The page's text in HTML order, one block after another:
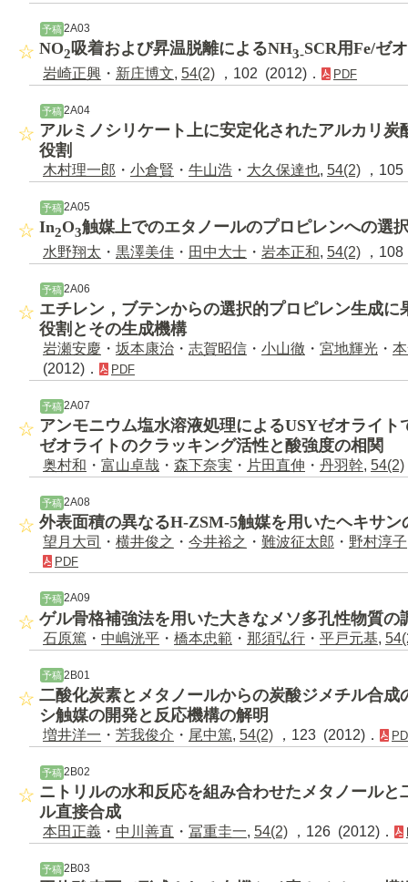
予稿2A03
NO2吸着および昇温脱離によるNH3-SCR用Fe/ゼ
岩崎正興 ・ 新庄博文, 54(2) ，102 (2012)． PDF
予稿2A04
アルミノシリケート上に安定化されたアルカリ
役割
木村理一郎 ・ 小倉賢 ・ 牛山浩 ・ 大久保達也, 54(2) ，
予稿 2A05
In2O3触媒上でのエタノールのプロピレンへの選
水野翔太 ・ 黒澤美佳 ・ 田中大士 ・ 岩本正和, 54(2) ，
予稿2A06
エチレン，ブテンからの選択的プロピレン生成
役割とその生成機構
岩瀬安慶 ・ 坂本康治 ・ 志賀昭信 ・ 小山徹 ・ 宮地輝光 ・
(2012)．
PDF
予稿 2A07
アンモニウム塩水溶液処理によるUSYゼオライ
ゼオライトのクラッキング活性と酸強度の相関
奥村和 ・ 富山卓哉 ・ 森下奈実 ・ 片田直伸 ・ 丹羽幹, 54(2)
予稿 2A08
外表面積の異なるH-ZSM-5触媒を用いたヘキサン
望月大司 ・ 横井俊之 ・ 今井裕之 ・ 難波征太郎 ・ 野村淳子
PDF
予稿 2A09
ゲル骨格補強法を用いた大きなメソ多孔性物質の
石原篤 ・ 中嶋洸平 ・ 橋本忠範 ・ 那須弘行 ・ 平戸元基,
予稿 2B01
二酸化炭素とメタノールからの炭酸ジメチル合成
シ触媒の開発と反応機構の解明
増井洋一 ・ 芳我俊介 ・ 尾中篤, 54(2) ，123 (2012)．
予稿2B02
ニトリルの水和反応を組み合わせたメタノール
ル直接合成
本田正義 ・ 中川善直 ・ 冨重圭一, 54(2) ，126 (2012)．
予稿 2B03